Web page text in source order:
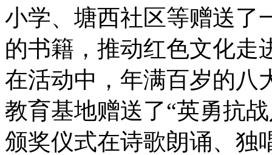
小学、塘西社区等赠送了
的书籍，推动红色文化走
在活动中，年满百岁的八
教育基地赠送了“英勇抗
颁奖仪式在诗歌朗诵、独